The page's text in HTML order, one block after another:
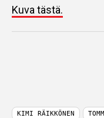
Kuva tästä.
KIMI RÄIKKÖNEN